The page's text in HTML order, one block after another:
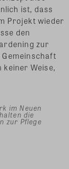
ist, dass
Projekt wieder
den
zur
Weise,
im Neuen
die
zur Pflege